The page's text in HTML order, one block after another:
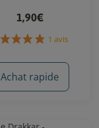
1,90€
Achat rapide